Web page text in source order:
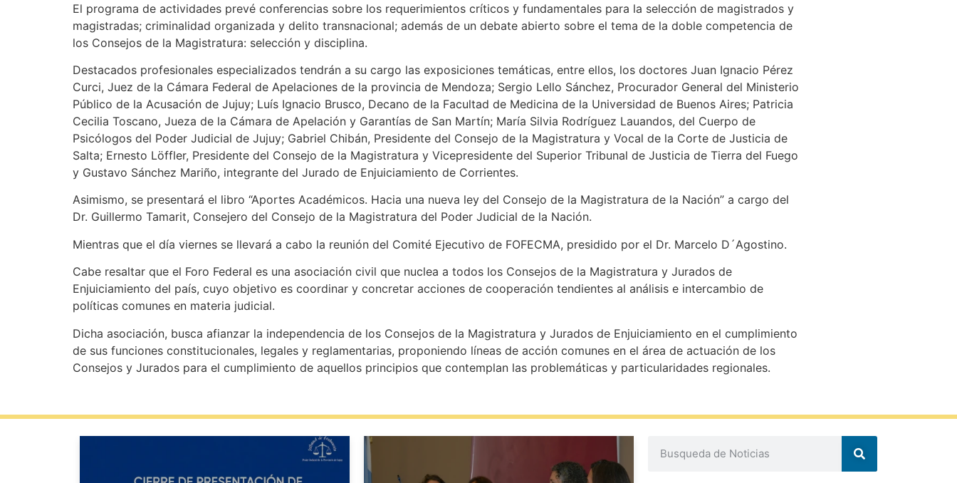
El programa de actividades prevé conferencias sobre los requerimientos críticos y fundamentales para la selección de magistrados y
magistradas; criminalidad organizada y delito transnacional; además de un debate abierto sobre el tema de la doble competencia de
los Consejos de la Magistratura: selección y disciplina.
Destacados profesionales especializados tendrán a su cargo las exposiciones temáticas, entre ellos, los doctores Juan Ignacio Pérez
Curci, Juez de la Cámara Federal de Apelaciones de la provincia de Mendoza; Sergio Lello Sánchez, Procurador General del Ministerio
Público de la Acusación de Jujuy; Luís Ignacio Brusco, Decano de la Facultad de Medicina de la Universidad de Buenos Aires; Patricia
Cecilia Toscano, Jueza de la Cámara de Apelación y Garantías de San Martín; María Silvia Rodríguez Lauandos, del Cuerpo de
Psicólogos del Poder Judicial de Jujuy; Gabriel Chibán, Presidente del Consejo de la Magistratura y Vocal de la Corte de Justicia de
Salta; Ernesto Löffler, Presidente del Consejo de la Magistratura y Vicepresidente del Superior Tribunal de Justicia de Tierra del Fuego
y Gustavo Sánchez Mariño, integrante del Jurado de Enjuiciamiento de Corrientes.
Asimismo, se presentará el libro “Aportes Académicos. Hacia una nueva ley del Consejo de la Magistratura de la Nación” a cargo del
Dr. Guillermo Tamarit, Consejero del Consejo de la Magistratura del Poder Judicial de la Nación.
Mientras que el día viernes se llevará a cabo la reunión del Comité Ejecutivo de FOFECMA, presidido por el Dr. Marcelo D´Agostino.
Cabe resaltar que el Foro Federal es una asociación civil que nuclea a todos los Consejos de la Magistratura y Jurados de
Enjuiciamiento del país, cuyo objetivo es coordinar y concretar acciones de cooperación tendientes al análisis e intercambio de
políticas comunes en materia judicial.
Dicha asociación, busca afianzar la independencia de los Consejos de la Magistratura y Jurados de Enjuiciamiento en el cumplimiento
de sus funciones constitucionales, legales y reglamentarias, proponiendo líneas de acción comunes en el área de actuación de los
Consejos y Jurados para el cumplimiento de aquellos principios que contemplan las problemáticas y particularidades regionales.